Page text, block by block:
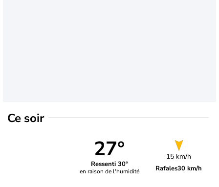
Ce soir
27°
Ressenti 30°
en raison de l'humidité
15 km/h
Rafales30 km/h